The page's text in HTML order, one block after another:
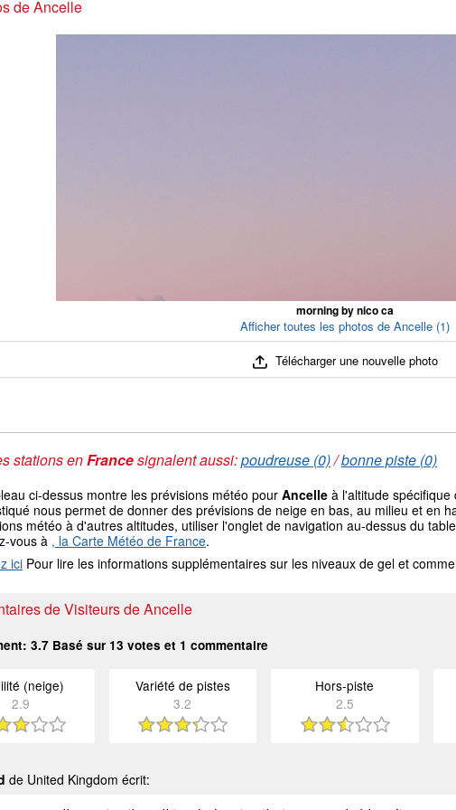
de Ancelle
morning by nico ca
Afficher toutes les photos de Ancelle (1)
Télécharger une nouvelle photo
stations enFrancesignalent aussi:poudreuse (0)/bonne piste (0)
ci-dessus montre les prévisions météo pour Ancelle à l'altitude
nous permet de donner des prévisions de neige en bas, au milieu et en
météo à d'autres altitudes, utiliser l'onglet de navigation au-dessus du
vous à , la Carte Météo de France.
ici Pour lire les informations supplémentaires sur les niveaux de gel et
de Visiteurs de Ancelle
3.7 Basé sur 13 votes et 1 commentaire
(neige)
2.9
Variété de pistes
3.2
Hors-piste
2.5
de United Kingdom écrit: